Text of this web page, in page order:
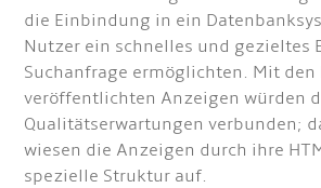
die Einbindung in ein
Nutzer ein schnelles und gezieltes
Suchanfrage ermöglichten. Mit
veröffentlichten Anzeigen würden
Qualitätserwartungen verbunden;
wiesen die Anzeigen durch ihre
spezielle Struktur auf.